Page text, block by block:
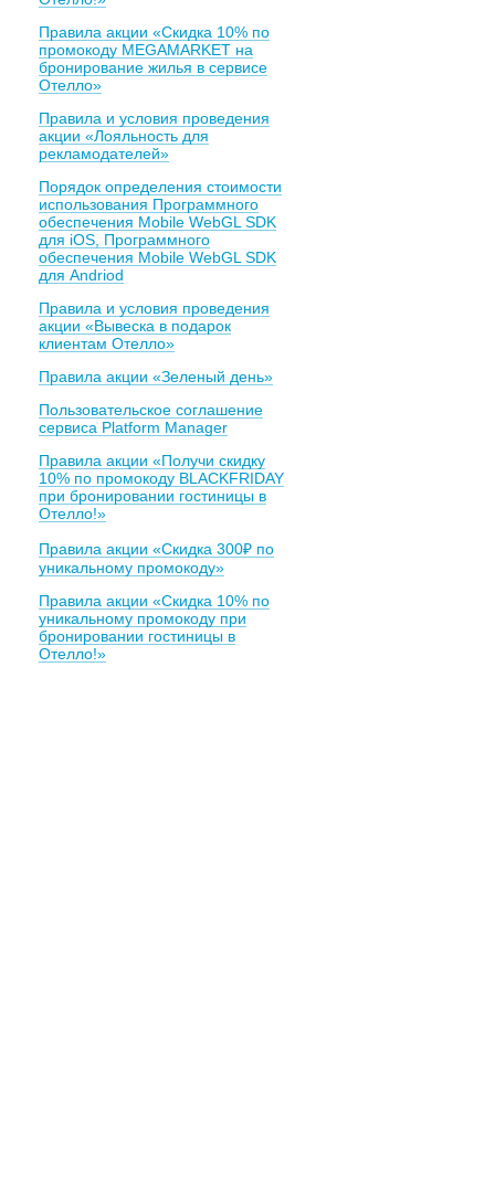
Правила акции «Скидка 10% по
промокоду MEGAMARKET на
бронирование жилья в сервисе
Отелло»
Правила и условия проведения
акции «Лояльность для
рекламодателей»
Порядок определения стоимости
использования Программного
обеспечения Mobile WebGL SDK
для iOS, Программного
обеспечения Mobile WebGL SDK
для Andriod
Правила и условия проведения
акции «Вывеска в подарок
клиентам Отелло»
Правила акции «Зеленый день»
Пользовательское соглашение
сервиса Platform Manager
Правила акции «Получи скидку
10% по промокоду BLACKFRIDAY
при бронировании гостиницы в
Отелло!»
Правила акции «Скидка 300₽ по
уникальному промокоду»
Правила акции «Скидка 10% по
уникальному промокоду при
бронировании гостиницы в
Отелло!»